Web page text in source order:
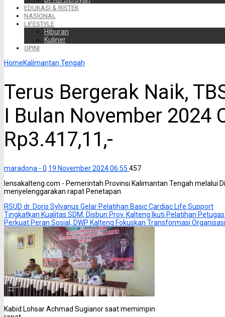
EDUKASI & RISTEK
NASIONAL
LIFESTYLE
Hiburan
Kuliner
OPINI
HomeKalimantan Tengah
Terus Bergerak Naik,
I Bulan November 2024
Rp3.417,11,-
maradona - 0 19 November 2024 06:55 457
lensakalteng.com - Pemerintah Provinsi Kalimantan Tengah melalui
menyelenggarakan rapat Penetapan
RSUD dr. Doris Sylvanus Gelar Pelatihan Basic Cardiac Life Support
Tingkatkan Kualitas SDM, Disbun Prov. Kalteng Ikuti Pelatihan
Perkuat Peran Sosial, DWP Kalteng Fokuskan Transformasi Organisasi
Kabid Lohsar Achmad Sugianor saat memimpin